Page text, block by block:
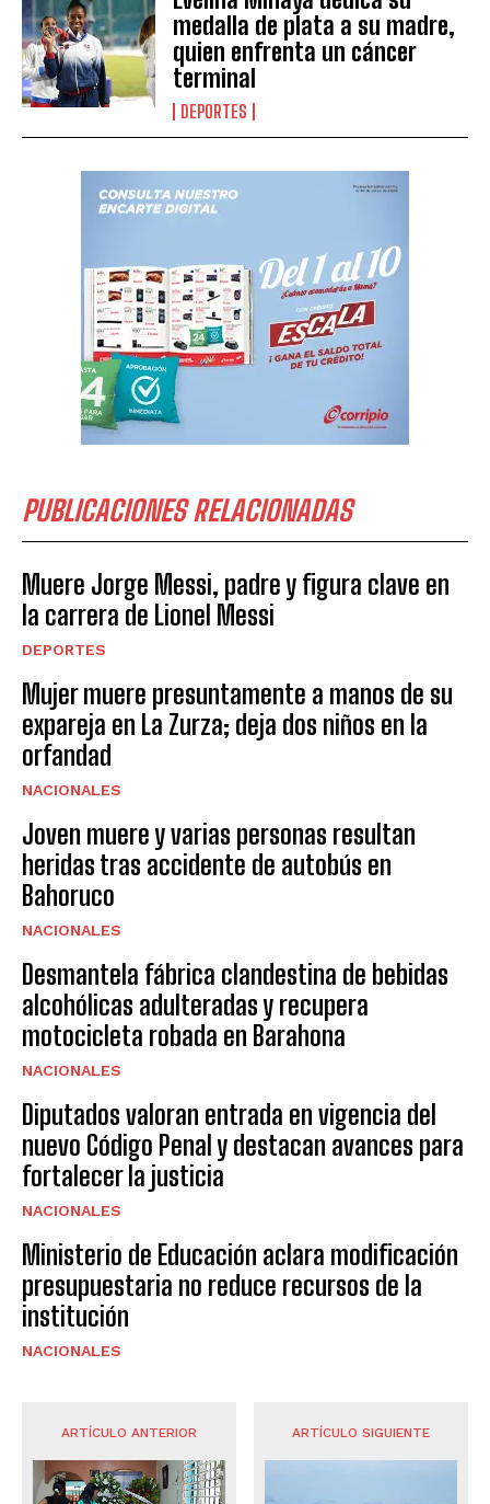
medalla de plata a su madre,
quien enfrenta un cáncer
terminal
DEPORTES
PUBLICACIONES RELACIONADAS
Muere Jorge Messi, padre y figura clave en
la carrera de Lionel Messi
DEPORTES
Mujer muere presuntamente a manos de su
expareja en La Zurza; deja dos niños en la
orfandad
NACIONALES
Joven muere y varias personas resultan
heridas tras accidente de autobús en
Bahoruco
NACIONALES
Desmantela fábrica clandestina de bebidas
alcohólicas adulteradas y recupera
motocicleta robada en Barahona
NACIONALES
Diputados valoran entrada en vigencia del
nuevo Código Penal y destacan avances para
fortalecer la justicia
NACIONALES
Ministerio de Educación aclara modificación
presupuestaria no reduce recursos de la
institución
NACIONALES
ARTÍCULO ANTERIOR ARTÍCULO SIGUIENTE